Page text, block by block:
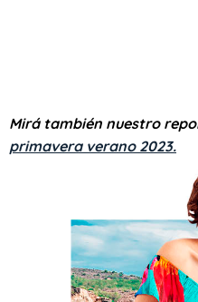
Mirá también nuestro
primavera verano 2023.